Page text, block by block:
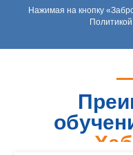
Нажимая на кнопку